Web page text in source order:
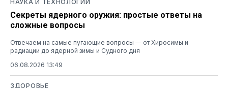
НАУКА И ТЕХНОЛОГИИ
Секреты ядерного оружия: простые ответы на
сложные вопросы
Отвечаем на самые пугающие вопросы — от Хиросимы и
радиации до ядерной зимы и Судного дня
06.08.2026 13:49
ЗДОРОВЬЕ